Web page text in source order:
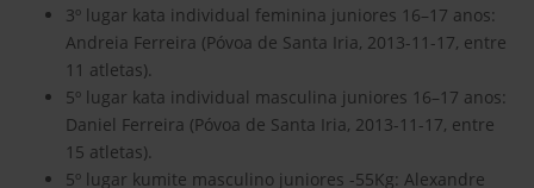
3º lugar kata individual feminina juniores 16–17 anos:
Andreia Ferreira (Póvoa de Santa Iria, 2013-11-17, entre
11 atletas).
5º lugar kata individual masculina juniores 16–17 anos:
Daniel Ferreira (Póvoa de Santa Iria, 2013-11-17, entre
15 atletas).
5º lugar kumite masculino juniores -55Kg: Alexandre